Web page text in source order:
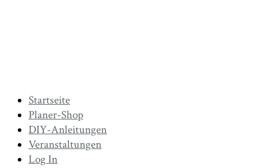
Startseite
Planer-Shop
DIY-Anleitungen
Veranstaltungen
Log In